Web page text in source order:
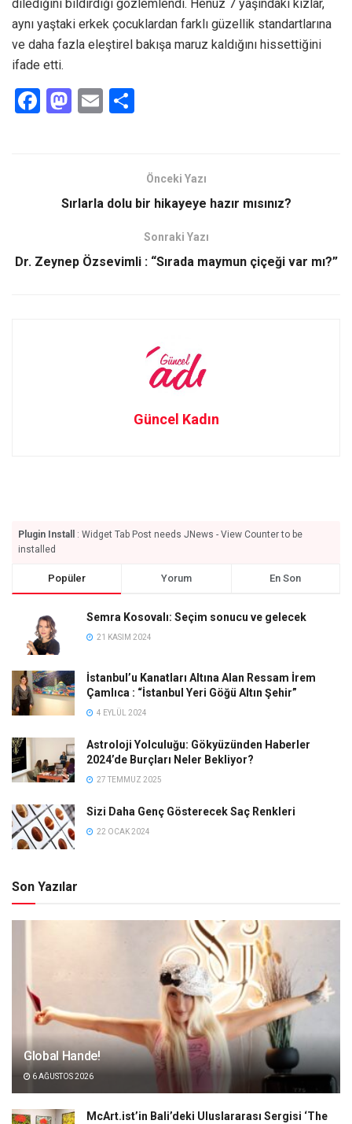
dilediğini bildirdiği gözlemlendi. Henüz 7 yaşındaki kızlar,
aynı yaştaki erkek çocuklardan farklı güzellik standartlarına
ve daha fazla eleştirel bakışa maruz kaldığını hissettiğini
ifade etti.
F
k
M
d
n
E
Önceki Yazı
Sırlarla dolu bir hikayeye hazır mısınız?
Sonraki Yazı
Dr. Zeynep Özsevimli : “Sırada maymun çiçeği var mı?”
Güncel Kadın
Plugin Install
: Widget Tab Post needs JNews - View Counter to be
installed
Popüler Yorum En Son
Semra Kosovalı: Seçim sonucu ve gelecek
21 KASIM 2024
İstanbul’u Kanatları Altına Alan Ressam İrem
Çamlıca : “İstanbul Yeri Göğü Altın Şehir”
4 EYLÜL 2024
Astroloji Yolculuğu: Gökyüzünden Haberler
2024’de Burçları Neler Bekliyor?
27 TEMMUZ 2025
Sizi Daha Genç Gösterecek Saç Renkleri
22 OCAK 2024
Son Yazılar
Global Hande!
6 AĞUSTOS 2026
McArt.ist’in Bali’deki Uluslararası Sergisi ‘The